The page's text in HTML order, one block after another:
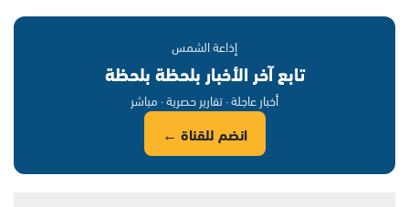
إذاعة الشمس
تابع آخر الأخبار بلحظة بلحظة
أخبار عاجلة · تقارير حصرية · مباشر
انضم للقناة ←